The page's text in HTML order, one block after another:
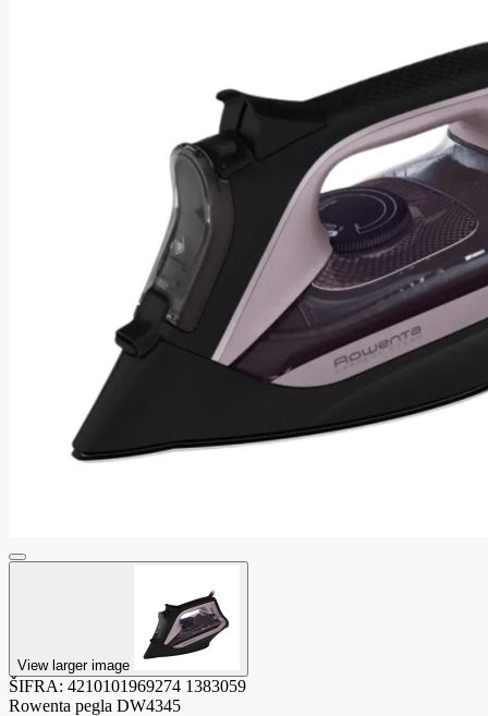
View larger image
ŠIFRA: 4210101969274 1383059
Rowenta pegla DW4345